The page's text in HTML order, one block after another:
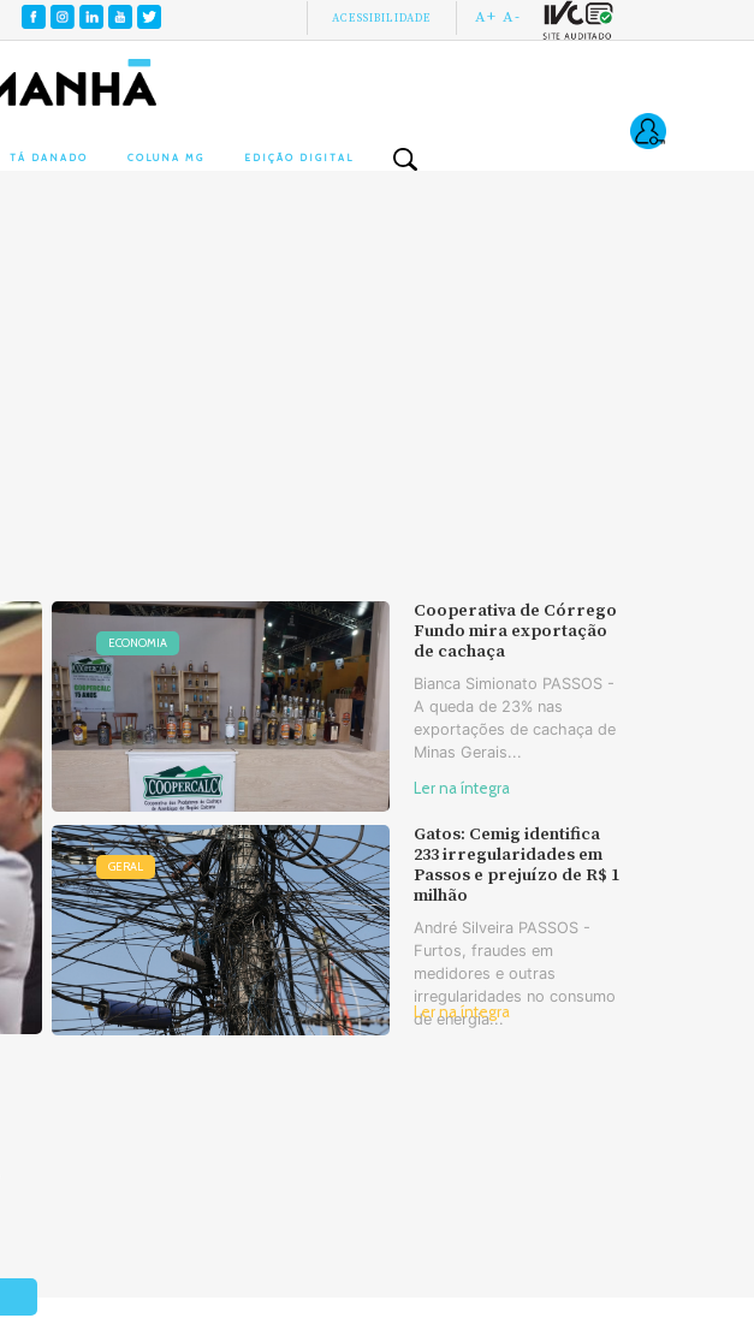
ACESSIBILIDADE A+ A-
TÁ DANADO COLUNA MG EDIÇÃO DIGITAL
ECONOMIA
Cooperativa de Córrego
Fundo mira exportação
de cachaça
Bianca Simionato PASSOS -
A queda de 23% nas
exportações de cachaça de
Minas Gerais...
Ler na íntegra
GERAL
Gatos: Cemig identifica
233 irregularidades em
Passos e prejuízo de R$ 1
milhão
André Silveira PASSOS -
Furtos, fraudes em
medidores e outras
irregularidades no consumo
de energia...
Ler na íntegra